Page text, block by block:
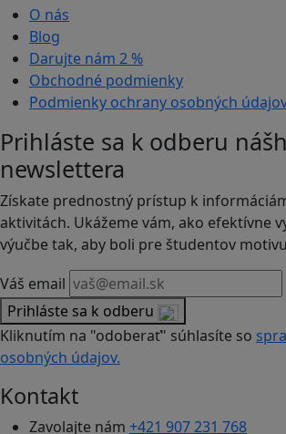
O nás
Blog
Darujte nám 2 %
Obchodné podmienky
Podmienky ochrany osobných
Prihláste sa k odberu
newslettera
Získate prednostný prístup k
aktivitách. Ukážeme vám, ako efektívne
výučbe tak, aby boli pre študentov
Váš email
Prihláste sa k odberu
Kliknutím na "odoberať" súhlasíte so
osobných údajov.
Kontakt
Zavolajte nám +421 907 231 768